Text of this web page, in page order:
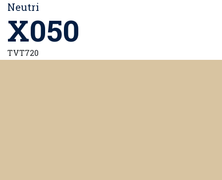
Neutri
X050
TVT720